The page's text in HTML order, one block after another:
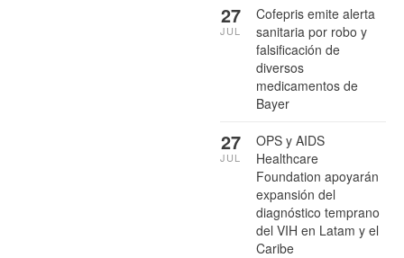
Cofepris emite alerta
sanitaria por robo y
falsificación de
diversos
medicamentos de
Bayer
27
JUL
OPS y AIDS
Healthcare
Foundation apoyarán
expansión del
diagnóstico temprano
del VIH en Latam y el
Caribe
27
JUL